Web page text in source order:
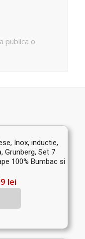
publica o
Inox, inductie,
Grunberg, Set 7
100% Bumbac si
leiPrețul
curent
este: